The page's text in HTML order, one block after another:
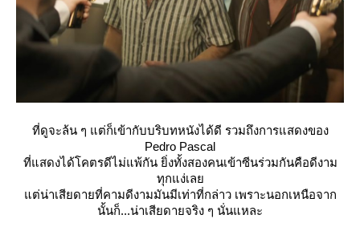
ที่ดูจะล้น ๆ แต่ก็เข้ากับบริบทหนังได้ดี รวมถึงการแสดงของ
Pedro Pascal
ที่แสดงได้โคตรดีไม่แพ้กัน ยิ่งทั้งสองคนเข้าซีนร่วมกันคือดีงาม
ทุกแง่เล
ต่น่าเสียดายที่คามดีงามมันมีเท่าที่กล่าว เพราะนอกเหนือจาก
นั้นก็...น่าเสียดายจริง ๆ นั่นแหละ